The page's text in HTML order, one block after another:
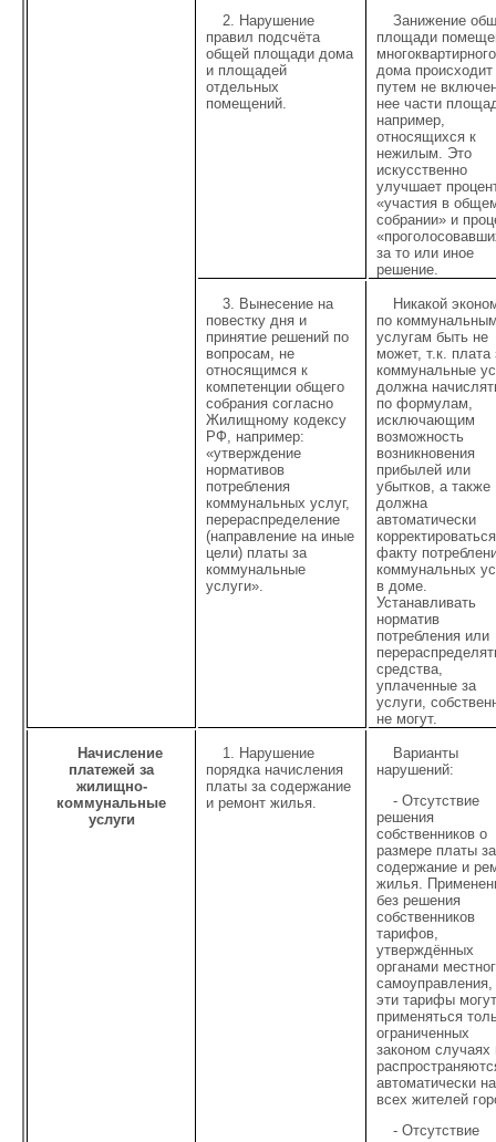
2. Нарушение
правил подсчёта
общей площади дома
и площадей
отдельных
помещений.
Занижение
площади
многоквартирного
дома происходит
путем не
нее части
например,
относящихся к
нежилым. Это
искусственно
улучшает
«участия в
собрании» и
за то или иное
решение.
3. Вынесение на
повестку дня и
принятие решений по
вопросам, не
относящимся к
компетенции общего
собрания согласно
Жилищному кодексу
РФ, например:
«утверждение
нормативов
потребления
коммунальных услуг,
перераспределение
(направление на иные
цели) платы за
коммунальные
услуги».
Никакой
по
услугам быть не
может, т.к. плата
коммунальные
должна
по формулам,
исключающим
возможность
возникновения
прибылей или
убытков, а также
должна
автоматически
факту
коммунальных
в доме.
Устанавливать
норматив
потребления или
средства,
уплаченные за
услуги,
не могут.
Начисление
платежей за
жилищно-
коммунальные
услуги
1. Нарушение
порядка начисления
платы за содержание
и ремонт жилья.
Варианты
нарушений:
- Отсутствие
решения
собственников о
размере платы за
содержание и
жилья.
без решения
собственников
тарифов,
утверждённых
органами
самоуправления,
эти тарифы
применяться
ограниченных
законом случаях
автоматически на
всех жителей
- Отсутствие